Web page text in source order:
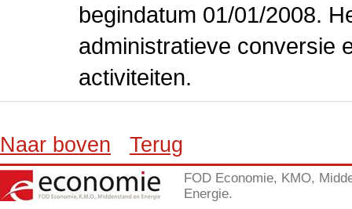
begindatum 01/01/2008.
administratieve conversie
activiteiten.
Naar boven Terug
FOD Economie, KMO,
Energie.